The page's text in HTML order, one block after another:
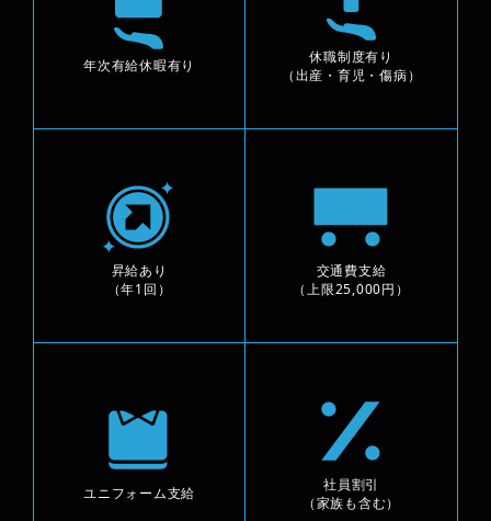
年次有給休暇有り
休職制度有り
（出産・育児・傷病）
昇給あり
（年1回）
交通費支給
（上限25,000円）
ユニフォーム支給
社員割引
（家族も含む）